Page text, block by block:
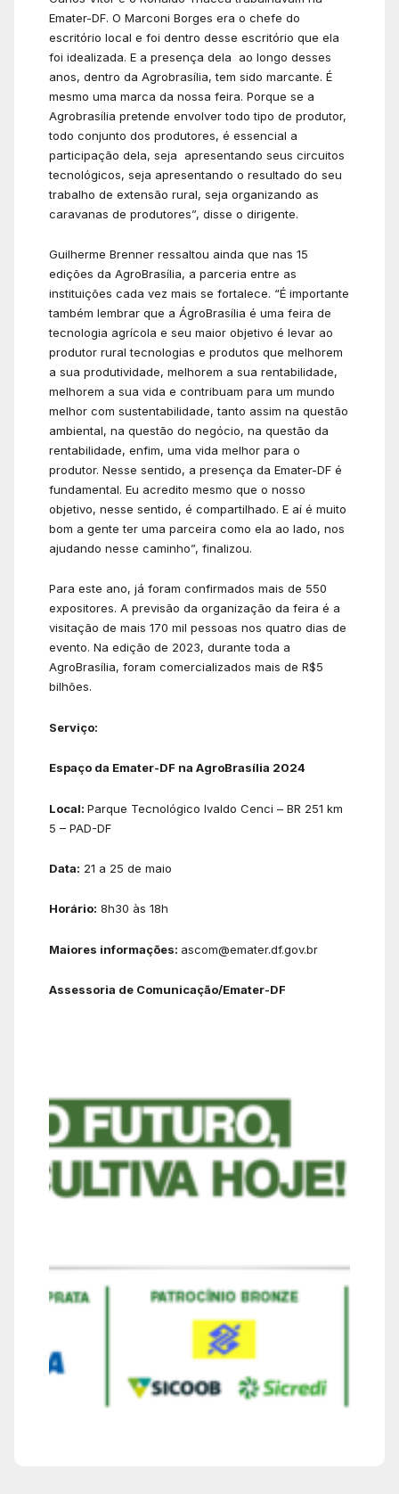
Emater-DF. O Marconi Borges era o chefe do
escritório local e foi dentro desse escritório que ela
foi idealizada. E a presença dela ao longo desses
anos, dentro da Agrobrasília, tem sido marcante. É
mesmo uma marca da nossa feira. Porque se a
Agrobrasília pretende envolver todo tipo de produtor,
todo conjunto dos produtores, é essencial a
participação dela, seja apresentando seus circuitos
tecnológicos, seja apresentando o resultado do seu
trabalho de extensão rural, seja organizando as
caravanas de produtores”, disse o dirigente.
Guilherme Brenner ressaltou ainda que nas 15
edições da AgroBrasília, a parceria entre as
instituições cada vez mais se fortalece. “É importante
também lembrar que a ÁgroBrasília é uma feira de
tecnologia agrícola e seu maior objetivo é levar ao
produtor rural tecnologias e produtos que melhorem
a sua produtividade, melhorem a sua rentabilidade,
melhorem a sua vida e contribuam para um mundo
melhor com sustentabilidade, tanto assim na questão
ambiental, na questão do negócio, na questão da
rentabilidade, enfim, uma vida melhor para o
produtor. Nesse sentido, a presença da Emater-DF é
fundamental. Eu acredito mesmo que o nosso
objetivo, nesse sentido, é compartilhado. E aí é muito
bom a gente ter uma parceira como ela ao lado, nos
ajudando nesse caminho”, finalizou.
Para este ano, já foram confirmados mais de 550
expositores. A previsão da organização da feira é a
visitação de mais 170 mil pessoas nos quatro dias de
evento. Na edição de 2023, durante toda a
AgroBrasília, foram comercializados mais de R$5
bilhões.
Serviço:
Espaço da Emater-DF na AgroBrasília 2024
Local: Parque Tecnológico Ivaldo Cenci – BR 251 km
5 – PAD-DF
Data: 21 a 25 de maio
Horário: 8h30 às 18h
Maiores informações: ascom@emater.df.gov.br
Assessoria de Comunicação/Emater-DF